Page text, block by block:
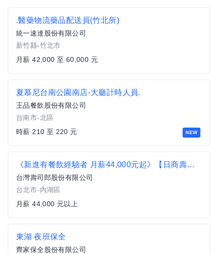
.醫藥物流藥品配送員(竹北所)
統一速達股份有限公司
新竹縣-竹北市
月薪 42,000 至 60,000 元
NEW
夏慕尼台南公園南店-大廳計時人員.
王品餐飲股份有限公司
台南市-北區
時薪 210 至 220 元
《新進有餐飲經驗者 月薪44,000元起》【日商壽司郎】台北內湖大全聯店-正職人員★歡迎二度就業★
台灣壽司郎股份有限公司
台北市-內湖區
月薪 44,000 元以上
東湖 夜班保全
齊家保全股份有限公司